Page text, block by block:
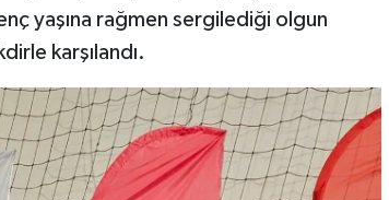
yaşına rağmen sergilediği olgun
karşılandı.